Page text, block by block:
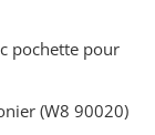
pochette pour
(W8 90020)